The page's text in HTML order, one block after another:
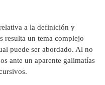
a la definición y
resulta un tema complejo
puede ser abordado. Al no
ante un aparente galimatías